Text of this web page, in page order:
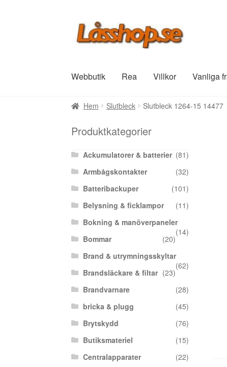
Hoppa
till
Hoppa
till
Webbutik Rea Villkor Vanliga
Hem Slutbleck Slutbleck 1264-15 14477
Produktkategorier
Ackumulatorer & batterier (81)
Armbågskontakter
(32)
Batteribackuper
(101)
Belysning & ficklampor
(11)
Bokning & manöverpaneler
(14)
Bommar
(20)
Brand & utrymningsskyltar
(62)
Brandsläckare & filtar (23)
Brandvarnare
(28)
bricka & plugg
(45)
Brytskydd
(76)
Butiksmateriel
(15)
Centralapparater
(22)